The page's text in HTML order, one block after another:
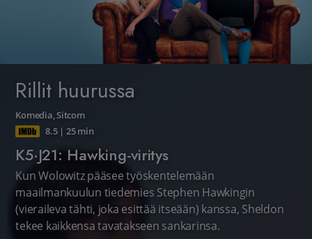
Rillit huurussa
Komedia,Sitcom
8.5| 25 min
K5·J21: Hawking-viritys
Kun Wolowitz pääsee työskentelemään
maailmankuulun tiedemies Stephen Hawkingin
(vieraileva tähti, joka esittää itseään) kanssa, Sheldon
tekee kaikkensa tavatakseen sankarinsa.